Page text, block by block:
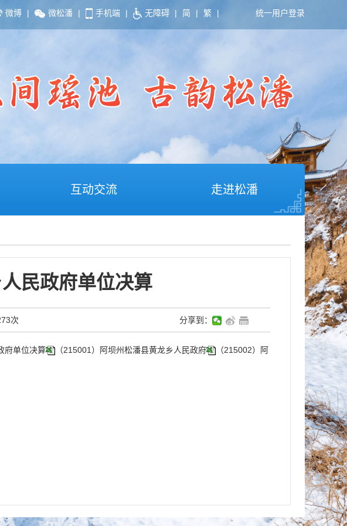
微博 | 微松潘 | 手机端 | 无障碍 | 简 | 繁 | 统一用户登录
互动交流 走进松潘
民政府单位决算
次 分享到：
府单位决算 （215001）阿坝州松潘县黄龙乡人民政府
（215002）阿